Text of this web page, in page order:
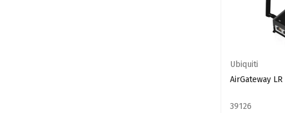
Ubiquiti
AirGateway LR
39126